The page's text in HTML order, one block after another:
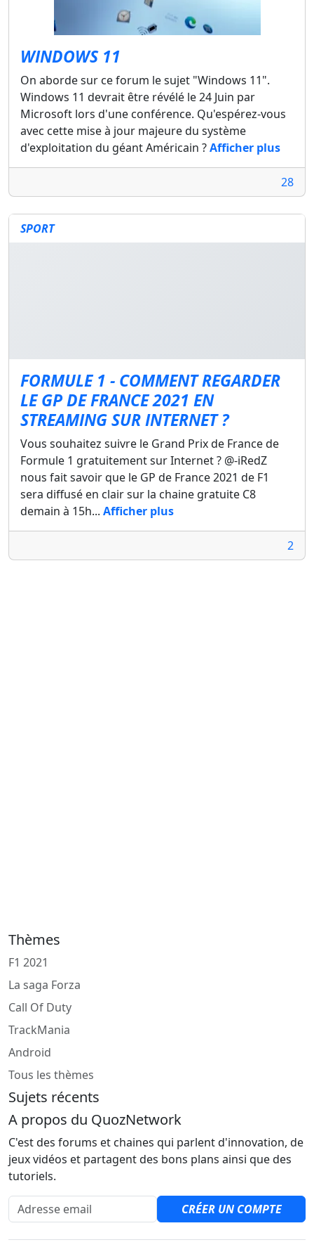
WINDOWS 11
On aborde sur ce forum le sujet "Windows 11".
Windows 11 devrait être révélé le 24 Juin par
Microsoft lors d'une conférence. Qu'espérez-vous
avec cette mise à jour majeure du système
d'exploitation du géant Américain ?Afficher plus
28
SPORT
FORMULE 1 - COMMENT REGARDER
LE GP DE FRANCE 2021 EN
STREAMING SUR INTERNET ?
Vous souhaitez suivre le Grand Prix de France de
Formule 1 gratuitement sur Internet ? @-iRedZ
nous fait savoir que le GP de France 2021 de F1
sera diffusé en clair sur la chaine gratuite C8
demain à 15h... Afficher plus
2
Thèmes
F1 2021
La saga Forza
Call Of Duty
TrackMania
Android
Tous les thèmes
Sujets récents
A propos du QuozNetwork
C'est des forums et chaines qui parlent d'innovation, de
jeux vidéos et partagent des bons plans ainsi que des
tutoriels.
Adresse email
CRÉER UN COMPTE